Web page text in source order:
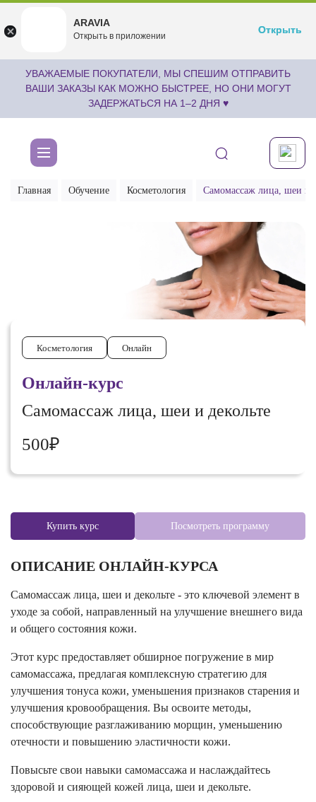
undefined
Бесплатноru.aravia.new
Открыть
УВАЖАЕМЫЕ ПОКУПАТЕЛИ, МЫ СПЕШИМ ОТПРАВИТЬ
ВАШИ ЗАКАЗЫ КАК МОЖНО БЫСТРЕЕ, НО ОНИ МОГУТ
ЗАДЕРЖАТЬСЯ НА 1–2 ДНЯ ♥
Главная Обучение Косметология Самомассаж лица, шеи и
Косметология Онлайн
Онлайн-курс
Самомассаж лица, шеи и декольте
500₽
Купить курс Посмотреть программу
ОПИСАНИЕ ОНЛАЙН-КУРСА
Самомассаж лица, шеи и декольте - это ключевой элемент в
уходе за собой, направленный на улучшение внешнего вида
и общего состояния кожи.
Этот курс предоставляет обширное погружение в мир
самомассажа, предлагая комплексную стратегию для
улучшения тонуса кожи, уменьшения признаков старения и
улучшения кровообращения. Вы освоите методы,
способствующие разглаживанию морщин, уменьшению
отечности и повышению эластичности кожи.
Повысьте свои навыки самомассажа и наслаждайтесь
здоровой и сияющей кожей лица, шеи и декольте.
ARAVIA
Открыть в приложении
Открыть